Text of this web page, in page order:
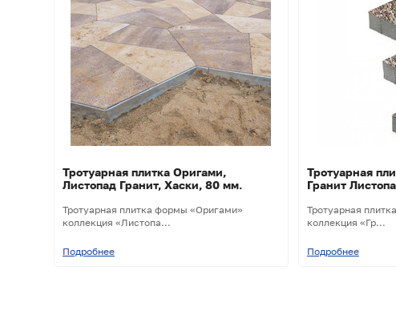
Тротуарная плитка Оригами,
Листопад Гранит, Хаски, 80 мм.
Тротуарная плитка формы «Оригами»
коллекция «Листопа...
Подробнее
Тротуарная
Гранит
Тротуарная
коллекция «Гр...
Подробнее